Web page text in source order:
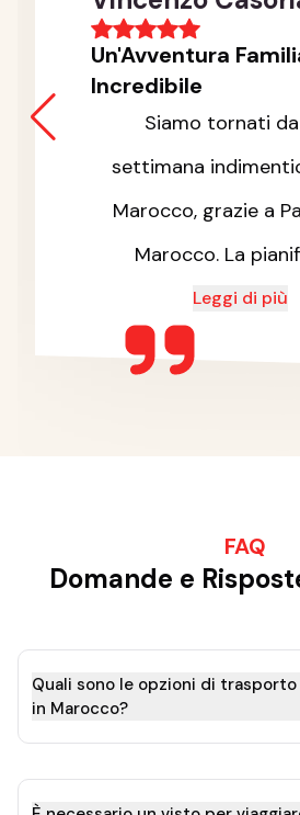
Un'Avventura
Incredibile
Siamo tornati
settimana
Marocco, grazie a
Marocco. La
Leggi di più
FAQ
Domande e
Quali sono le opzioni di
in Marocco?